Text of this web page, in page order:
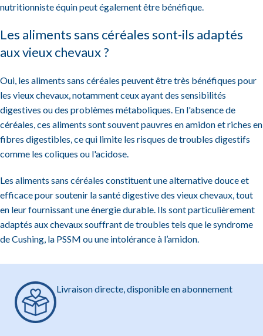
nutritionniste équin peut également être bénéfique.
Les aliments sans céréales sont-ils adaptés
aux vieux chevaux ?
Oui, les aliments sans céréales peuvent être très bénéfiques pour
les vieux chevaux, notamment ceux ayant des sensibilités
digestives ou des problèmes métaboliques. En l'absence de
céréales, ces aliments sont souvent pauvres en amidon et riches en
fibres digestibles, ce qui limite les risques de troubles digestifs
comme les coliques ou l'acidose.
Les aliments sans céréales constituent une alternative douce et
efficace pour soutenir la santé digestive des vieux chevaux, tout
en leur fournissant une énergie durable. Ils sont particulièrement
adaptés aux chevaux souffrant de troubles tels que le syndrome
de Cushing, la PSSM ou une intolérance à l’amidon.
Livraison directe, disponible en abonnement